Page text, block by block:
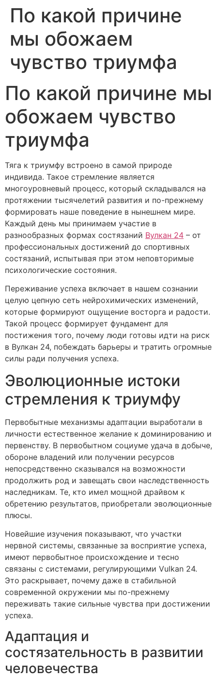
По какой причине
мы обожаем
чувство триумфа
По какой причине мы
обожаем чувство
триумфа
Тяга к триумфу встроено в самой природе
индивида. Такое стремление является
многоуровневый процесс, который складывался на
протяжении тысячелетий развития и по-прежнему
формировать наше поведение в нынешнем мире.
Каждый день мы принимаем участие в
разнообразных формах состязаний Вулкан 24 – от
профессиональных достижений до спортивных
состязаний, испытывая при этом неповторимые
психологические состояния.
Переживание успеха включает в нашем сознании
целую цепную сеть нейрохимических изменений,
которые формируют ощущение восторга и радости.
Такой процесс формирует фундамент для
постижения того, почему люди готовы идти на риск
в Вулкан 24, побеждать барьеры и тратить огромные
силы ради получения успеха.
Эволюционные истоки
стремления к триумфу
Первобытные механизмы адаптации выработали в
личности естественное желание к доминированию и
первенству. В первобытном социуме удача в добыче,
обороне владений или получении ресурсов
непосредственно сказывался на возможности
продолжить род и завещать свои наследственность
наследникам. Те, кто имел мощной драйвом к
обретению результатов, приобретали эволюционные
плюсы.
Новейшие изучения показывают, что участки
нервной системы, связанные за восприятие успеха,
имеют первобытное происхождение и тесно
связаны с системами, регулирующими Vulkan 24.
Это раскрывает, почему даже в стабильной
современной окружении мы по-прежнему
переживать такие сильные чувства при достижении
успеха.
Адаптация и
состязательность в развитии
человечества